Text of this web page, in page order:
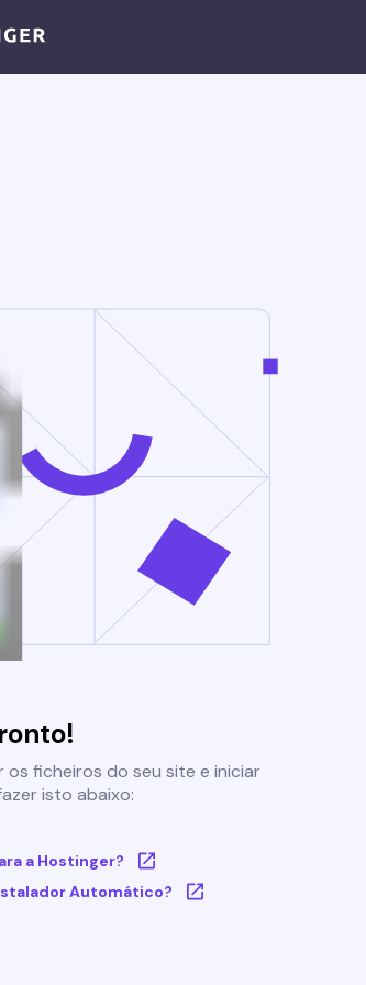
ficheiros do seu site e iniciar
isto abaixo:
a Hostinger?
Automático?